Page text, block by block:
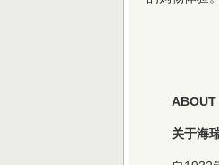
ABOUT
关于海